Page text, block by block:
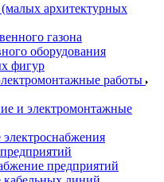
архитектурных
газона
оборудования
фигур
работы
и электромонтажные
предприятий